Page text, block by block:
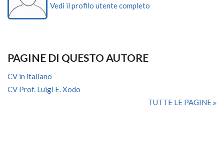
Vedi il profilo utente completo
PAGINE DI QUESTO AUTORE
CV in italiano
CV Prof. Luigi E. Xodo
TUTTE LE PAGINE